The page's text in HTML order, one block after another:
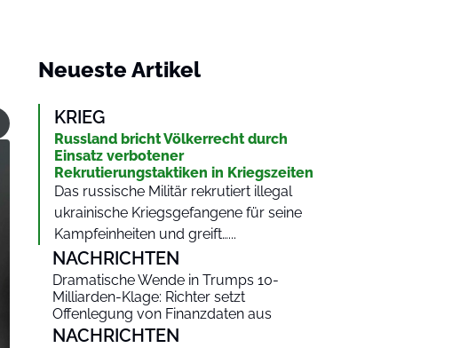
Neueste Artikel
KRIEG
Russland bricht Völkerrecht durch
Einsatz verbotener
Rekrutierungstaktiken in Kriegszeiten
Das russische Militär rekrutiert illegal
ukrainische Kriegsgefangene für seine
Kampfeinheiten und greift…...
NACHRICHTEN
Dramatische Wende in Trumps 10-
Milliarden-Klage: Richter setzt
Offenlegung von Finanzdaten aus
NACHRICHTEN